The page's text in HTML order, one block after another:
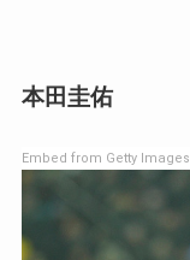
本田圭佑
Embed from Getty Images